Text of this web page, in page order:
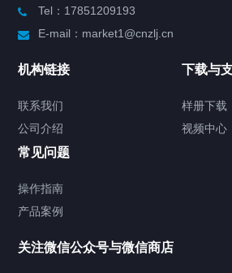
制冷加热动态控温系统
Chiller直冷控温机组
Heating Circulator加热循环器
Tel：17851209193
E-mail：market1@cnzlj.cn
机构链接
联系我们
公司介绍
下载与
样册下载
视频中心
常见问题
操作指南
产品案例
关注微信公众号与微信商店